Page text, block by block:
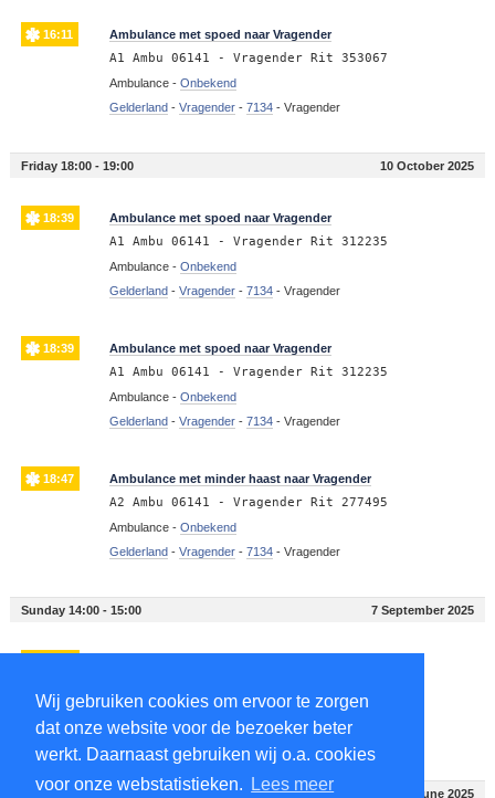
Wij gebruiken cookies om ervoor te zorgen
dat onze website voor de bezoeker beter
werkt. Daarnaast gebruiken wij o.a. cookies
voor onze webstatistieken.
Lees meer
16:11 Ambulance met spoed naar Vragender
A1 Ambu 06141 - Vragender Rit 353067
Ambulance - Onbekend
Gelderland- Vragender- 7134- Vragender
Friday 18:00 - 19:00 10 October 2025
18:39 Ambulance met spoed naar Vragender
A1 Ambu 06141 - Vragender Rit 312235
Ambulance - Onbekend
Gelderland- Vragender- 7134- Vragender
18:39 Ambulance met spoed naar Vragender
A1 Ambu 06141 - Vragender Rit 312235
Ambulance - Onbekend
Gelderland- Vragender- 7134- Vragender
18:47 Ambulance met minder haast naar Vragender
A2 Ambu 06141 - Vragender Rit 277495
Ambulance - Onbekend
Gelderland- Vragender- 7134- Vragender
Sunday 14:00 - 15:00 7 September 2025
Ambulance -Onbekend
Gelderland -Vragender -7134-Vragender
Thursday 15:00 - 16:00 19 June 2025